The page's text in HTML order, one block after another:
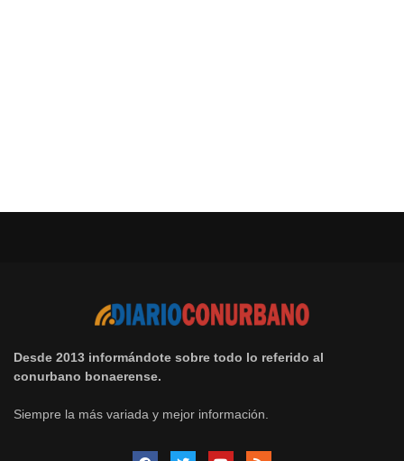
Desde 2013 informándote sobre todo lo referido al
conurbano bonaerense.
Siempre la más variada y mejor información.